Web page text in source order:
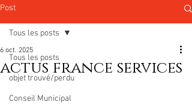
Post
Tous les posts
objet trouvé/perdu
Conseil Municipal
Tous les posts
actus france services
6 oct. 2025